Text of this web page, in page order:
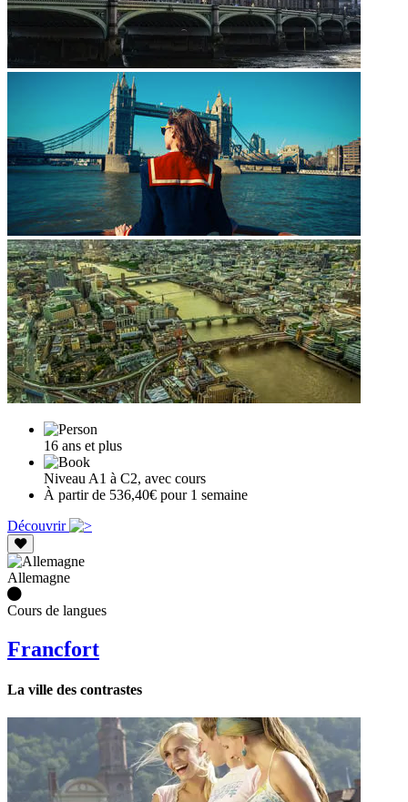
16 ans et plus
Niveau A1 à C2, avec cours
À partir de 536,40€ pour 1 semaine
Découvrir
Allemagne
Cours de langues
Francfort
La ville des contrastes